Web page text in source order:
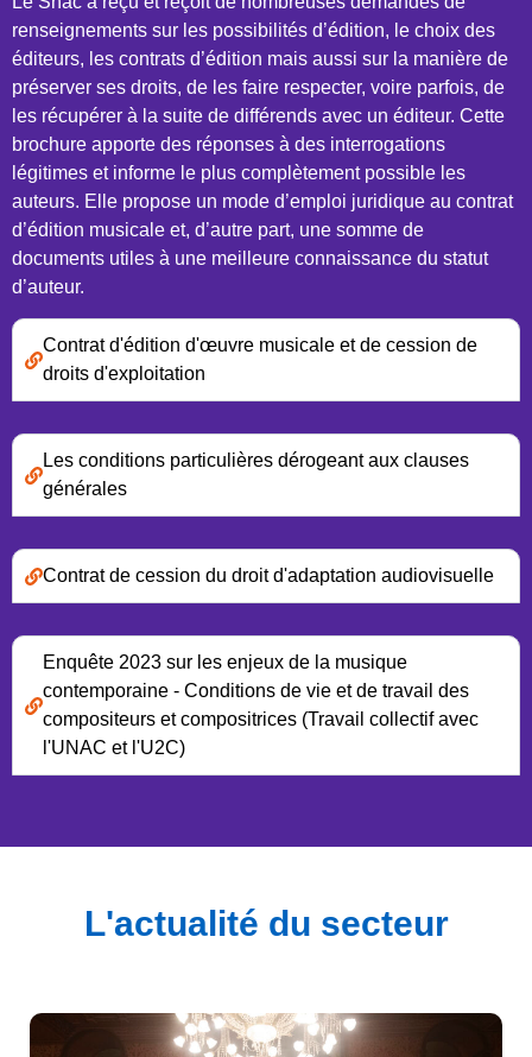
renseignements sur les possibilités d’édition, le choix des
éditeurs, les contrats d’édition mais aussi sur la manière de
préserver ses droits, de les faire respecter, voire parfois, de
les récupérer à la suite de différends avec un éditeur. Cette
brochure apporte des réponses à des interrogations
légitimes et informe le plus complètement possible les
auteurs. Elle propose un mode d’emploi juridique au contrat
d’édition musicale et, d’autre part, une somme de
documents utiles à une meilleure connaissance du statut
d’auteur.
Contrat d'édition d'œuvre musicale et de cession de
droits d'exploitation
Les conditions particulières dérogeant aux clauses
générales
Contrat de cession du droit d'adaptation audiovisuelle
Enquête 2023 sur les enjeux de la musique
contemporaine - Conditions de vie et de travail des
compositeurs et compositrices (Travail collectif avec
l'UNAC et l'U2C)
L'actualité du secteur